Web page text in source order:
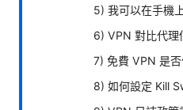
5) 我可以在手機
6) VPN 對比代理
7) 免費 VPN 是否
8) 如何設定 Kill